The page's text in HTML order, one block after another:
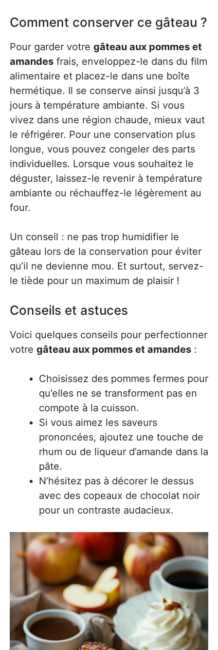
Comment conserver ce gâteau ?
Pour garder votre gâteau aux pommes et
amandes frais, enveloppez-le dans du film
alimentaire et placez-le dans une boîte
hermétique. Il se conserve ainsi jusqu’à 3
jours à température ambiante. Si vous
vivez dans une région chaude, mieux vaut
le réfrigérer. Pour une conservation plus
longue, vous pouvez congeler des parts
individuelles. Lorsque vous souhaitez le
déguster, laissez-le revenir à température
ambiante ou réchauffez-le légèrement au
four.
Un conseil : ne pas trop humidifier le
gâteau lors de la conservation pour éviter
qu’il ne devienne mou. Et surtout, servez-
le tiède pour un maximum de plaisir !
Conseils et astuces
Voici quelques conseils pour perfectionner
votre gâteau aux pommes et amandes :
Choisissez des pommes fermes pour
qu’elles ne se transforment pas en
compote à la cuisson.
Si vous aimez les saveurs
prononcées, ajoutez une touche de
rhum ou de liqueur d’amande dans la
pâte.
N’hésitez pas à décorer le dessus
avec des copeaux de chocolat noir
pour un contraste audacieux.